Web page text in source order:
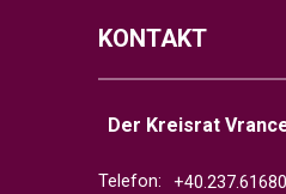
KONTAKT
Der Kreisrat
Telefon: